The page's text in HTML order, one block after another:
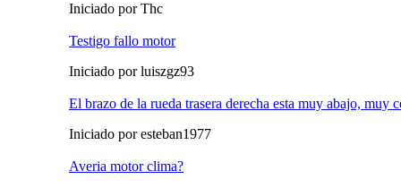
Iniciado por Thc
Testigo fallo motor
Iniciado por luiszgz93
El brazo de la rueda trasera derecha esta muy abajo, muy
Iniciado por esteban1977
Averia motor clima?